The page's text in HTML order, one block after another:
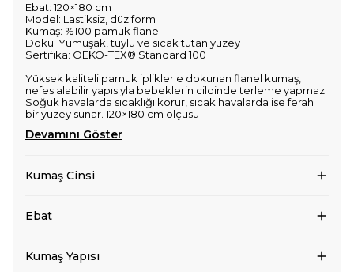
Ebat: 120×180 cm
Model: Lastiksiz, düz form
Kumaş: %100 pamuk flanel
Doku: Yumuşak, tüylü ve sıcak tutan yüzey
Sertifika: OEKO-TEX® Standard 100
Yüksek kaliteli pamuk ipliklerle dokunan flanel kumaş,
nefes alabilir yapısıyla bebeklerin cildinde terleme yapmaz.
Soğuk havalarda sıcaklığı korur, sıcak havalarda ise ferah
bir yüzey sunar. 120×180 cm ölçüsü
Devamını Göster
Kumaş Cinsi
Ebat
Kumaş Yapısı